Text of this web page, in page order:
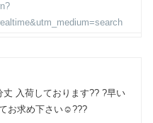
丈 入荷しております?? ?早い
お求め下さい☺️???